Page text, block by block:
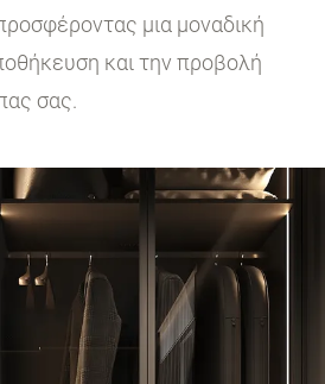
μια μοναδική
και την προβολή
σας.